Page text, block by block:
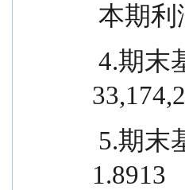
本期利
1.8913